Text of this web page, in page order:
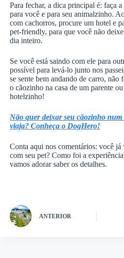
Para fechar, a dica principal é: faça
para você e para seu animalzinho.
com cachorros, procure um hotel e
pet-friendly, para que você não
dia inteiro.
Se você está saindo com ele para
possível para levá-lo junto nos
se sente bem andando de carro, não
o cãozinho na casa de um parente
hotelzinho!
Não quer deixar seu cãozinho
viaja? Conheça o DogHero!
Conta aqui nos comentários: você já
com seu pet? Como foi a
vamos adorar saber os detalhes.
ANTERIOR